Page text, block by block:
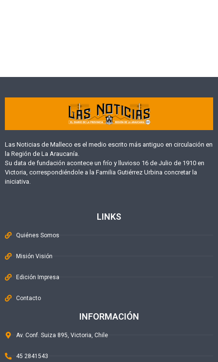
Las Noticias de Malleco es el medio escrito más antiguo en circulación en
la Región de La Araucanía.
Su data de fundación acontece un frío y lluvioso 16 de Julio de 1910 en
Victoria, correspondiéndole a la Familia Gutiérrez Urbina concretar la
iniciativa.
LINKS
Quiénes Somos
Misión Visión
Edición Impresa
Contacto
INFORMACIÓN
Av. Conf. Suiza 895, Victoria, Chile
45 2841543